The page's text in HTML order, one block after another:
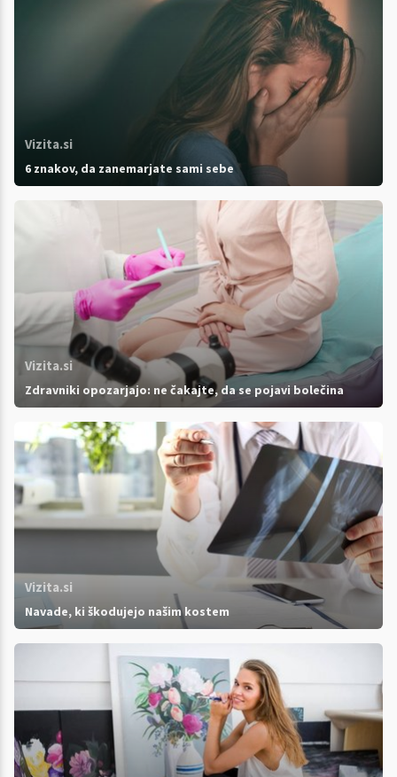
Vizita.si
6 znakov, da zanemarjate sami sebe
Vizita.si
Zdravniki opozarjajo: ne čakajte, da se pojavi bolečina
Vizita.si
Navade, ki škodujejo našim kostem